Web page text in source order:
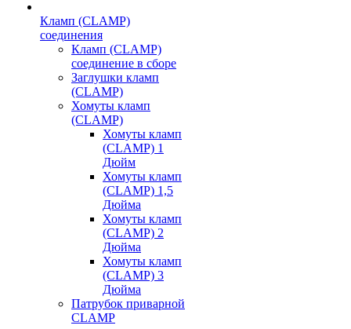
Кламп (CLAMP)
соединения
Кламп (CLAMP)
соединение в сборе
Заглушки кламп
(CLAMP)
Хомуты кламп
(CLAMP)
Хомуты кламп
(CLAMP) 1
Дюйм
Хомуты кламп
(CLAMP) 1,5
Дюйма
Хомуты кламп
(CLAMP) 2
Дюйма
Хомуты кламп
(CLAMP) 3
Дюйма
Патрубок приварной
CLAMP